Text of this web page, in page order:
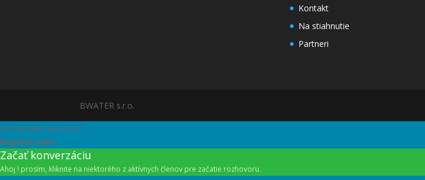
Kontakt
Na stiahnutie
Partneri
BWATER s.r.o.
Potrebujete pomôcť?
Napíšte nám
Začať konverzáciu
Ahoj ! prosím, kliknite na niektorého z aktívnych členov pre začatie rozhovoru.